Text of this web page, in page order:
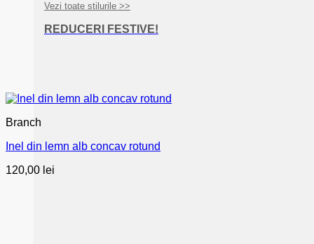
Vezi toate stilurile >>
REDUCERI FESTIVE!
Branch
Inel din lemn alb concav rotund
120,00 lei